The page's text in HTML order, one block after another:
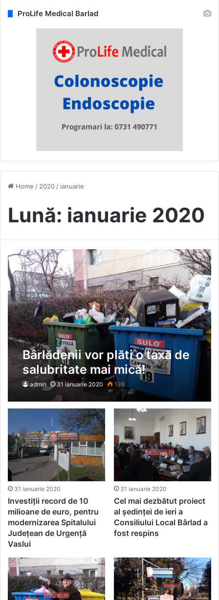
Home / 2020 / ianuarie
Lună: ianuarie 2020
Bârlădenii vor plăti o taxă de
salubritate mai mică!
admin 31 ianuarie 2020 138
31 ianuarie 2020
Investiții record de 10
milioane de euro, pentru
modernizarea Spitalului
Județean de Urgență
Vaslui
31 ianuarie 2020
Cel mai dezbătut proiect
al ședinței de ieri a
Consiliului Local Bârlad a
fost respins
ProLife Medical Barlad